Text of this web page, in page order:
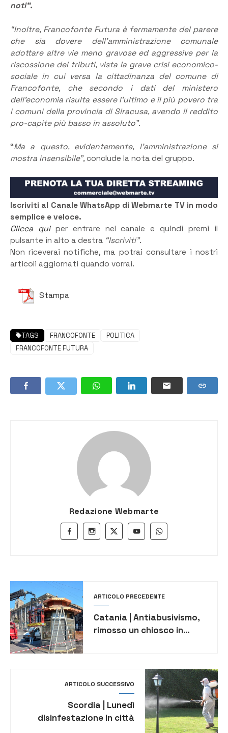
noti”.
“Inoltre, Francofonte Futura è fermamente del parere
che sia dovere dell’amministrazione comunale
adottare altre vie meno gravose ed aggressive per la
riscossione dei tributi, vista la grave crisi economico-
sociale in cui versa la cittadinanza del comune di
Francofonte, che secondo i dati del ministero
dell’economia risulta essere l’ultimo e il più povero tra
i comuni della provincia di Siracusa, avendo il reddito
pro-capite più basso in assoluto”.
“Ma a questo, evidentemente, l’amministrazione si
mostra insensibile”, conclude la nota del gruppo.
Iscriviti al Canale WhatsApp di Webmarte TV in modo
semplice e veloce.
Clicca quiper entrare nel canale e quindi premi il
pulsante in alto a destra “Iscriviti”.
Non riceverai notifiche, ma potrai consultare i nostri
articoli aggiornati quando vorrai.
Stampa
TAGS FRANCOFONTE
POLITICA
FRANCOFONTE FUTURA
Redazione Webmarte
ARTICOLO PRECEDENTE
Catania | Antiabusivismo,
rimosso un chiosco in
ARTICOLO SUCCESSIVO
Scordia | Lunedì
disinfestazione in città